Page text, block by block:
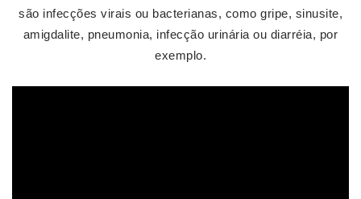
são infecções virais ou bacterianas, como gripe, sinusite,
amigdalite, pneumonia, infecção urinária ou diarréia, por
exemplo.